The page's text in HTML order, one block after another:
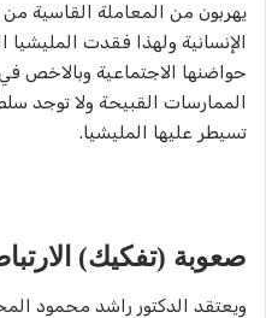
يهربون من المعاملة القاسية من
الإنسانية ولهذا فقدت
حواضنها الاجتماعية وبالاخص
الممارسات القبيحة ولا توجد
تسيطر عليها المليشيا.
صعوبة (تفكيك)
ويعتقد الدكتور راشد محمود